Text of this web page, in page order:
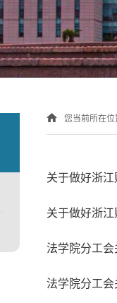
您当前所在
关于做好浙
关于做好浙
法学院分工
法学院分工